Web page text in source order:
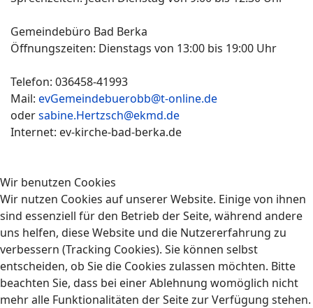
Gemeindebüro Bad Berka
Öffnungszeiten: Dienstags von 13:00 bis 19:00 Uhr
Telefon: 036458-41993
Mail: evGemeindebuerobb@t-online.de
odersabine.Hertzsch@ekmd.de
Internet: ev-kirche-bad-berka.de
Wir benutzen Cookies
Wir nutzen Cookies auf unserer Website. Einige von ihnen
sind essenziell für den Betrieb der Seite, während andere
uns helfen, diese Website und die Nutzererfahrung zu
verbessern (Tracking Cookies). Sie können selbst
entscheiden, ob Sie die Cookies zulassen möchten. Bitte
beachten Sie, dass bei einer Ablehnung womöglich nicht
mehr alle Funktionalitäten der Seite zur Verfügung stehen.